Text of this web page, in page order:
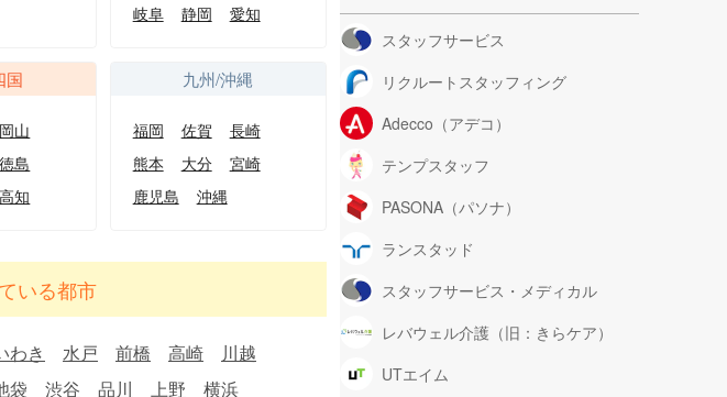
岐阜
静岡 愛知
国
岡山
徳島
高知
九州/沖縄
福岡 佐賀
長崎
熊本
大分
宮崎
鹿児島
沖縄
いる都市
わき 水戸 前橋 高崎
川越
袋 渋谷 品川 上野
横浜
スタッフサービス
リクルートスタッフィング
Adecco（アデコ）
テンプスタッフ
PASONA（パソナ）
ランスタッド
スタッフサービス・メディカル
レバウェル介護（旧：きらケア）
UTエイム